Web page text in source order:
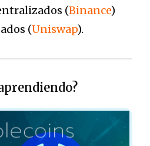
(Binance)
(Uniswap).